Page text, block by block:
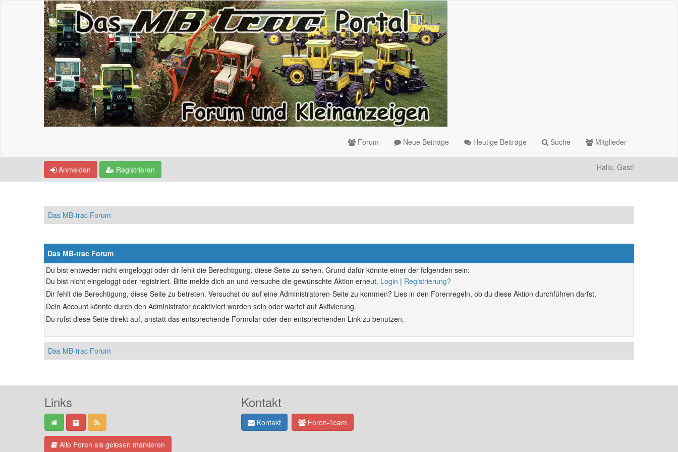
Forum Neue Beiträge Heutige Beiträge Suche Mitglieder
Anmelden Registrieren Hallo, Gast!
Das MB-trac Forum
Das MB-trac Forum
Du bist entweder nicht eingeloggt oder dir fehlt die Berechtigung, diese Seite zu sehen. Grund dafür könnte einer der folgenden sein:
Du bist nicht eingeloggt oder registriert. Bitte melde dich an und versuche die gewünschte Aktion erneut. Login | Registrierung?
Dir fehlt die Berechtigung, diese Seite zu betreten. Versuchst du auf eine Administratoren-Seite zu kommen? Lies in den Forenregeln, ob du diese Aktion durchführen darfst.
Dein Account könnte durch den Administrator deaktiviert worden sein oder wartet auf Aktivierung.
Du rufst diese Seite direkt auf, anstatt das entsprechende Formular oder den entsprechenden Link zu benutzen.
Das MB-trac Forum
Links
Alle Foren als gelesen markieren
Kontakt
Kontakt Foren-Team